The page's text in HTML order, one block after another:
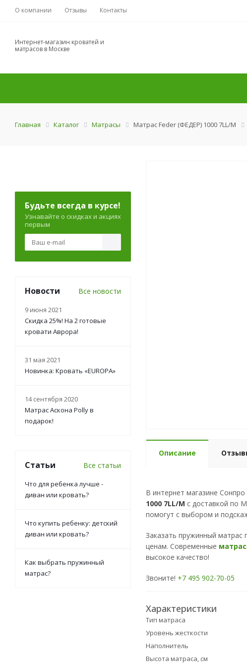
О компании Отзывы Контакты
Интернет-магазин кроватей и
матрасов в Москве
Главная Каталог Матрасы Матрас Feder (ФЕДЕР) 1000 7LL/M
Описание
В интернет магазине
1000 7LL/M с доставкой по
помогут с выбором и
Заказать пружинный
ценам. Современные
высокое качество!
Звоните! +7 495 902-70-05
Характеристики
Тип матраса
Уровень жесткости
Наполнитель
Высота матраса, см
Будьте всегда в курсе!
Узнавайте о скидках и акциях
первым
Новости Все новости
9 июня 2021
Скидка 25%! На 2 готовые
кровати Аврора!
31 мая 2021
Новинка: Кровать «EUROPA»
14 сентября 2020
Матрас Аскона Polly в
подарок!
Статьи Все статьи
Что для ребенка лучше -
диван или кровать?
Что купить ребенку: детский
диван или кровать?
Как выбрать пружинный
матрас?